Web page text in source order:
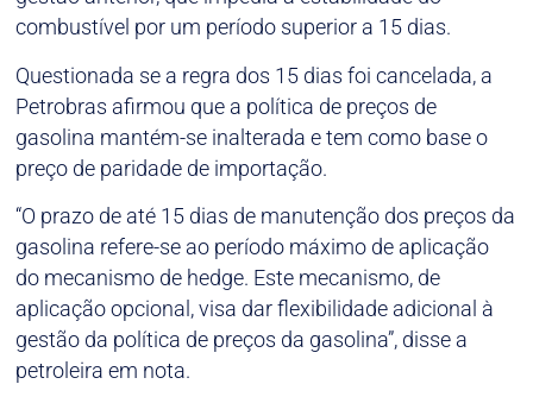
combustível por um período superior a 15 dias.
Questionada se a regra dos 15 dias foi cancelada, a
Petrobras afirmou que a política de preços de
gasolina mantém-se inalterada e tem como base o
preço de paridade de importação.
“O prazo de até 15 dias de manutenção dos preços da
gasolina refere-se ao período máximo de aplicação
do mecanismo de hedge. Este mecanismo, de
aplicação opcional, visa dar flexibilidade adicional à
gestão da política de preços da gasolina”, disse a
petroleira em nota.